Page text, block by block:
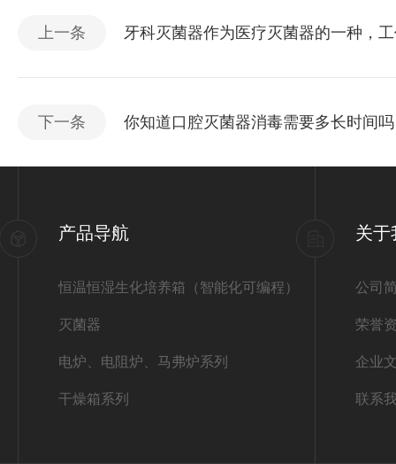
上一条 牙科灭菌器作为医疗灭菌器的一种，
下一条 你知道口腔灭菌器消毒需要多长时间
产品导航
恒温恒湿生化培养箱（智能化可编程）
灭菌器
电炉、电阻炉、马弗炉系列
干燥箱系列
关于
公司
荣誉
企业
联系